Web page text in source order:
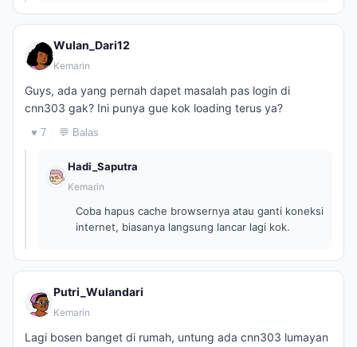
Wulan_Dari12
Kemarin
Guys, ada yang pernah dapet masalah pas login di
cnn303 gak? Ini punya gue kok loading terus ya?
♥ 7 💬 Balas
Hadi_Saputra
Kemarin
Coba hapus cache browsernya atau ganti koneksi
internet, biasanya langsung lancar lagi kok.
Putri_Wulandari
Kemarin
Lagi bosen banget di rumah, untung ada cnn303 lumayan